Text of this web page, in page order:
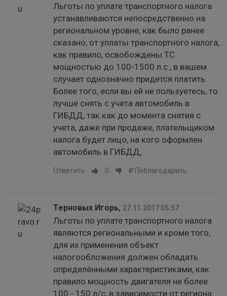
Льготы по уплате транспортного налога
устанавливаются непосредственно на
региональном уровне, как было ранее
сказано, от уплаты транспортного налога,
как правило, освобождены ТС
мощностью до 100-1500 л.с., в вашем
случает однозначно придется платить.
Более того, если вы ей не пользуетесь, то
лучше снять с учета автомобиль в
ГИБДД, так как до момента снятия с
учета, даже при продаже, плательщиком
налога будет лицо, на кого оформлен
автомобиль в ГИБДД,
Ответить 0 Поблагодарить
Терновых Игорь, 27.11.2017 05:57
Льготы по уплате транспортного налога
являются региональными и кроме того,
для их применения объект
налогообложения должен обладать
определёнными характеристиками, как
правило мощность двигателя не более
100 - 150 л/с, в зависимости от региона.